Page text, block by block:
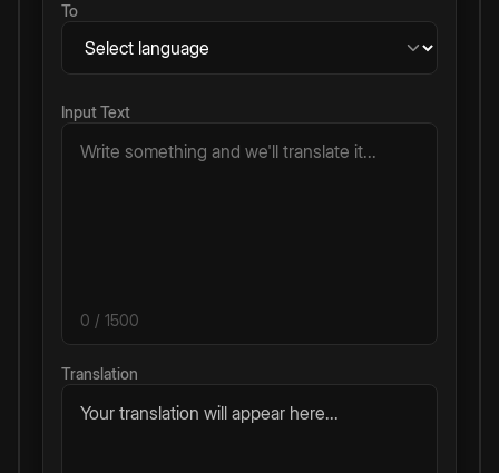
To
Input Text
0 / 1500
Translation
Your translation will appear here...